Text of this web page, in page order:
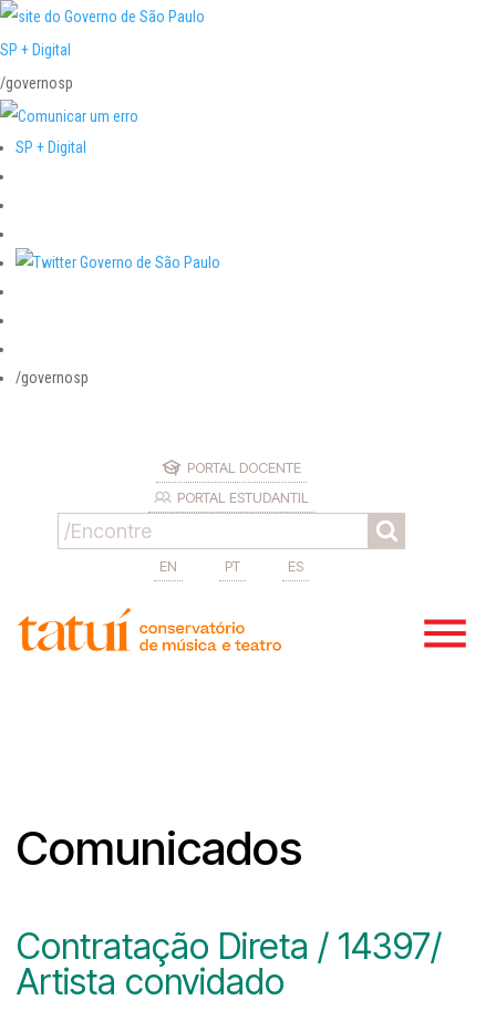
SP + Digital
/governosp
SP + Digital
/governosp
PORTAL DOCENTE
PORTAL ESTUDANTIL
EN PT ES
Comunicados
Contratação Direta / 14397/
Artista convidado